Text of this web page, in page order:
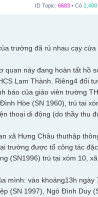
ID Topic: 6683 • Có 2,408
trường đã rủ nhau cạy
này đang hoàn tất hồ
Lam Thành. Riêng4 đối
của giáo viên trường
Hòe (SN 1960), trú tại
thoại di động (do thầy thu
xã Hưng Châu thuthập
trường được tổ công tác
(SN1996) trú tại xóm 10,
mình: vào khoảng13h
(SN 1997), Ngô Đình Duy